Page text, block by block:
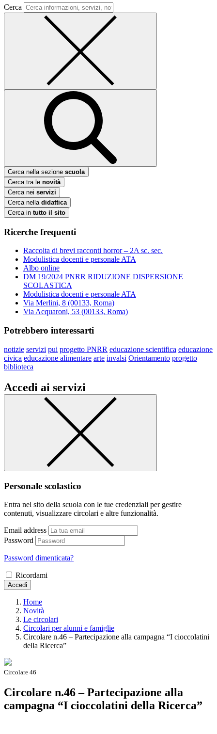
Cerca
Cerca nella sezione scuola
Cerca tra le novità
Cerca nei servizi
Cerca nella didattica
Cerca in tutto il sito
Ricerche frequenti
Raccolta di brevi racconti horror – 2A sc. sec.
Modulistica docenti e personale ATA
Albo online
DM 19/2024 PNRR RIDUZIONE DISPERSIONE
SCOLASTICA
Modulistica docenti e personale ATA
Via Merlini, 8 (00133, Roma)
Via Acquaroni, 53 (00133, Roma)
Potrebbero interessarti
notizie servizi pui progetto PNRR educazione scientifica educazione
civica educazione alimentare arte invalsi Orientamento progetto
biblioteca
Accedi ai servizi
Personale scolastico
Entra nel sito della scuola con le tue credenziali per gestire
contenuti, visualizzare circolari e altre funzionalità.
Email address
Password
Password dimenticata?
Ricordami
Accedi
Home
Novità
Le circolari
Circolari per alunni e famiglie
Circolare n.46 – Partecipazione alla campagna “I cioccolatini
della Ricerca”
Circolare 46
Circolare n.46 – Partecipazione alla
campagna “I cioccolatini della Ricerca”